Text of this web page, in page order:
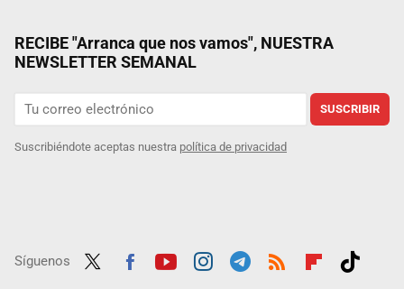
RECIBE "Arranca que nos vamos", NUESTRA
NEWSLETTER SEMANAL
SUSCRIBIR
Suscribiéndote aceptas nuestra política de privacidad
Síguenos